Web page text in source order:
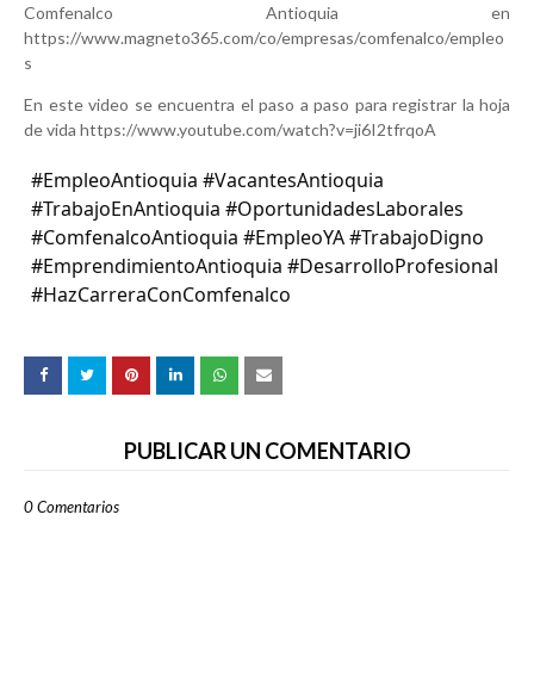
Comfenalco Antioquia en
https://www.magneto365.com/co/empresas/comfenalco/empleo
s
En este video se encuentra el paso a paso para registrar la hoja
de vida https://www.youtube.com/watch?v=ji6I2tfrqoA
#EmpleoAntioquia #VacantesAntioquia
#TrabajoEnAntioquia #OportunidadesLaborales
#ComfenalcoAntioquia #EmpleoYA #TrabajoDigno
#EmprendimientoAntioquia #DesarrolloProfesional
#HazCarreraConComfenalco
PUBLICAR UN COMENTARIO
0 Comentarios